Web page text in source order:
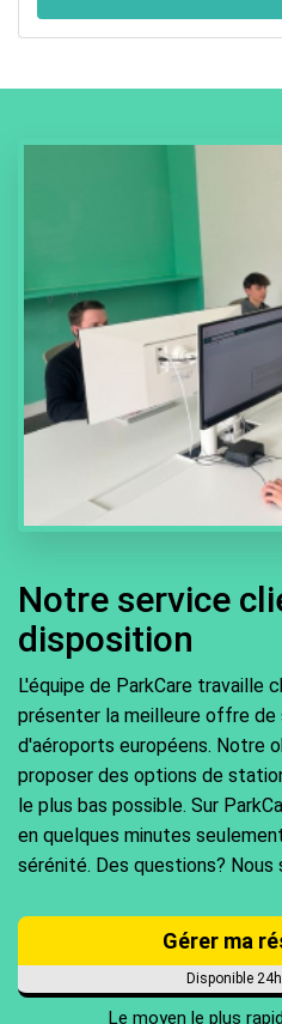
Notre service
disposition
L'équipe de ParkCare travaille
présenter la meilleure offre
d'aéroports européens. Notre
proposer des options de
le plus bas possible. Sur
en quelques minutes
sérénité. Des questions? Nous
Gérer ma
Disponible
Le moyen le plus